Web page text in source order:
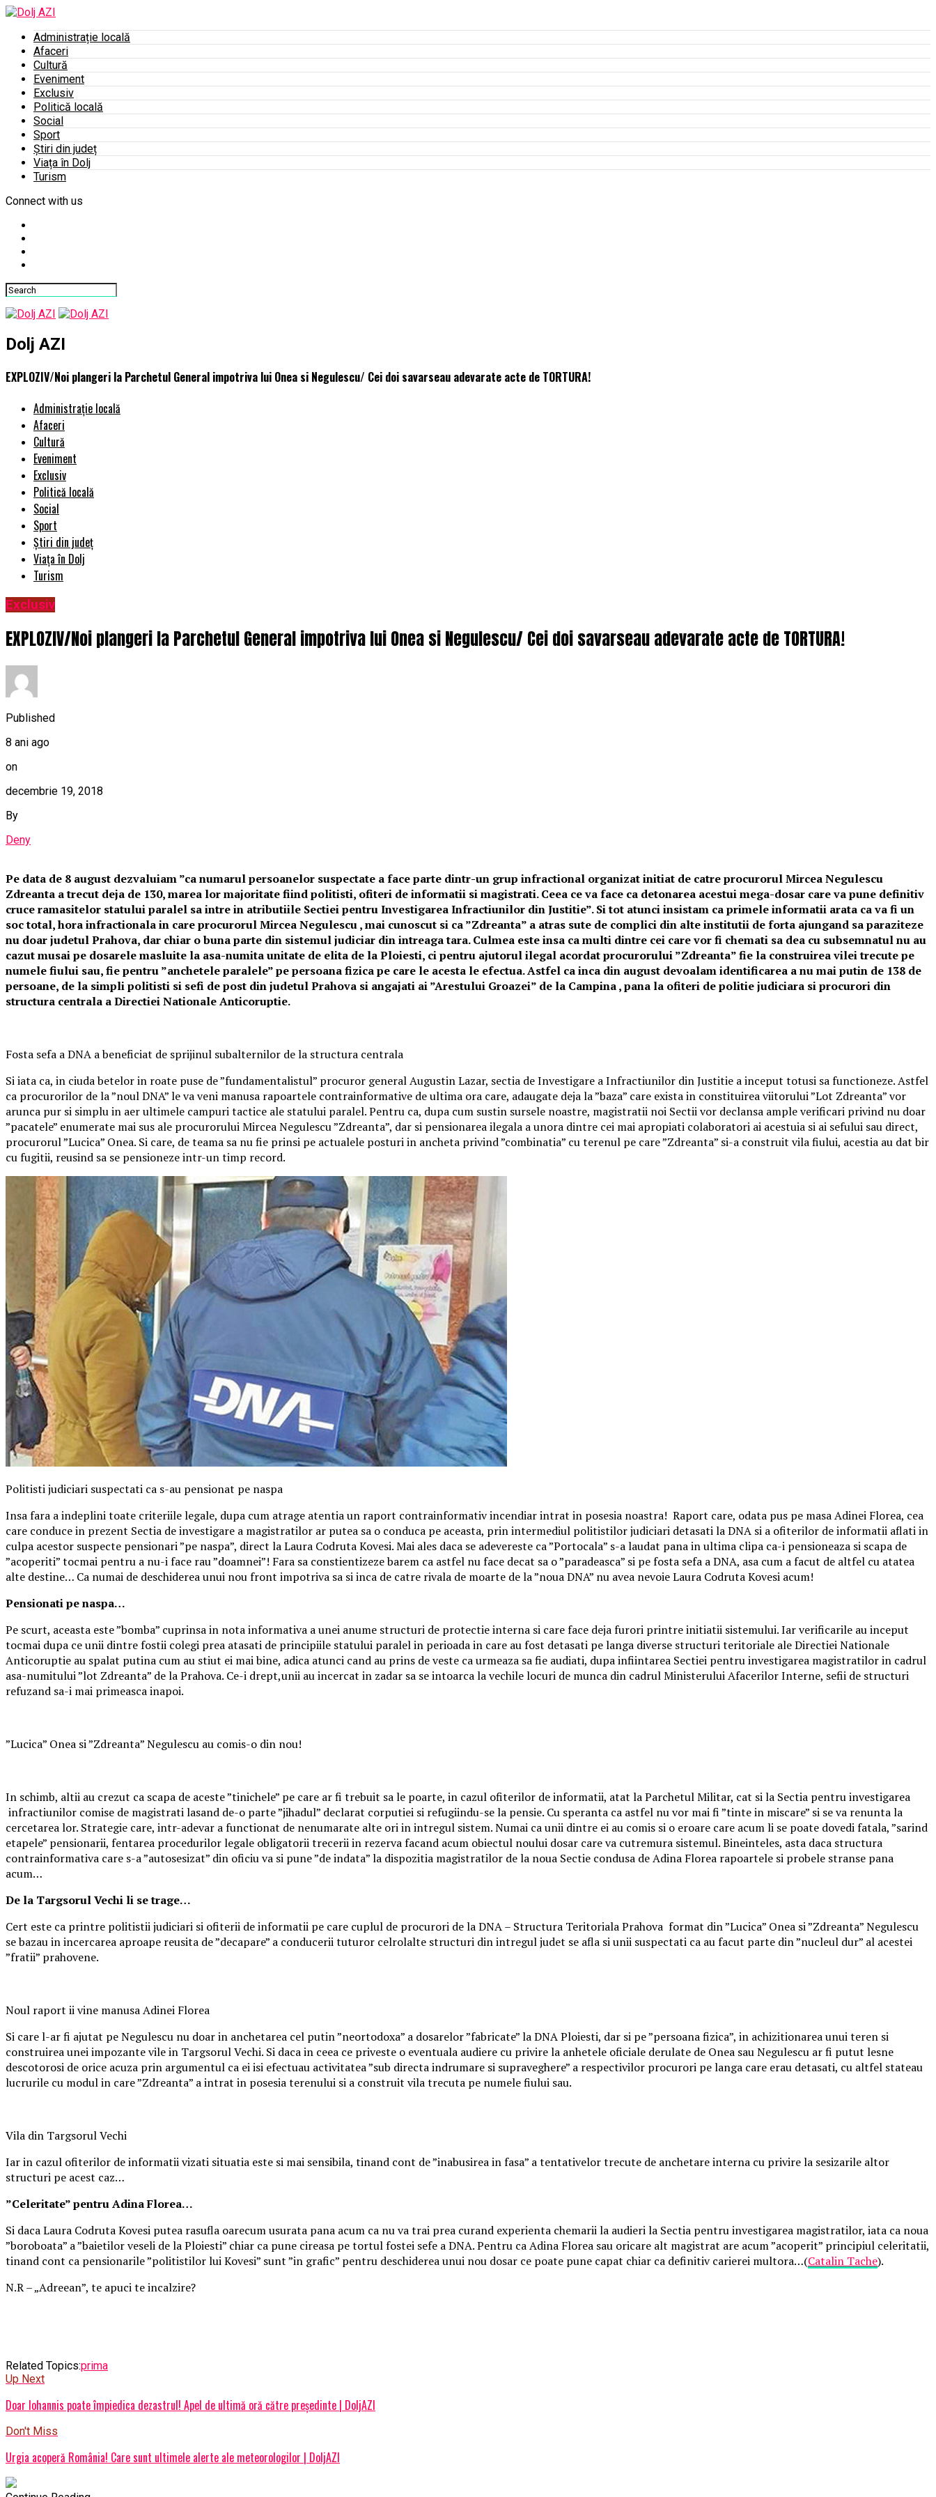
Administrație locală
Afaceri
Cultură
Eveniment
Exclusiv
Politică locală
Social
Sport
Știri din județ
Viața în Dolj
Turism
Connect with us
Dolj AZI
EXPLOZIV/Noi plangeri la Parchetul General impotriva lui Onea si Negulescu/ Cei doi savarseau adevarate acte de TORTURA!
Administrație locală
Afaceri
Cultură
Eveniment
Exclusiv
Politică locală
Social
Sport
Știri din județ
Viața în Dolj
Turism
Exclusiv
EXPLOZIV/Noi plangeri la Parchetul General impotriva lui Onea si Negulescu/ Cei doi savarseau adevarate acte de TORTURA!
Published
8 ani ago
on
decembrie 19, 2018
By
Deny
Pe data de 8 august dezvaluiam ”ca numarul persoanelor suspectate a face parte dintr-un grup infractional organizat initiat de catre procurorul Mircea Negulescu
Zdreanta a trecut deja de 130, marea lor majoritate fiind politisti, ofiteri de informatii si magistrati. Ceea ce va face ca detonarea acestui mega-dosar care va pune definitiv
cruce ramasitelor statului paralel sa intre in atributiile Sectiei pentru Investigarea Infractiunilor din Justitie”. Si tot atunci insistam ca primele informatii arata ca va fi un
soc total, hora infractionala in care procurorul Mircea Negulescu , mai cunoscut si ca ”Zdreanta” a atras sute de complici din alte institutii de forta ajungand sa paraziteze
nu doar judetul Prahova, dar chiar o buna parte din sistemul judiciar din intreaga tara. Culmea este insa ca multi dintre cei care vor fi chemati sa dea cu subsemnatul nu au
cazut musai pe dosarele masluite la asa-numita unitate de elita de la Ploiesti, ci pentru ajutorul ilegal acordat procurorului ”Zdreanta” fie la construirea vilei trecute pe
numele fiului sau, fie pentru ”anchetele paralele” pe persoana fizica pe care le acesta le efectua. Astfel ca inca din august devoalam identificarea a nu mai putin de 138 de
persoane, de la simpli politisti si sefi de post din judetul Prahova si angajati ai ”Arestului Groazei” de la Campina , pana la ofiteri de politie judiciara si procurori din
structura centrala a Directiei Nationale Anticoruptie.
Fosta sefa a DNA a beneficiat de sprijinul subalternilor de la structura centrala
Si iata ca, in ciuda betelor in roate puse de ”fundamentalistul” procuror general Augustin Lazar, sectia de Investigare a Infractiunilor din Justitie a inceput totusi sa functioneze. Astfel
ca procurorilor de la ”noul DNA” le va veni manusa rapoartele contrainformative de ultima ora care, adaugate deja la ”baza” care exista in constituirea viitorului ”Lot Zdreanta” vor
arunca pur si simplu in aer ultimele campuri tactice ale statului paralel. Pentru ca, dupa cum sustin sursele noastre, magistratii noi Sectii vor declansa ample verificari privind nu doar
”pacatele” enumerate mai sus ale procurorului Mircea Negulescu ”Zdreanta”, dar si pensionarea ilegala a unora dintre cei mai apropiati colaboratori ai acestuia si ai sefului sau direct,
procurorul ”Lucica” Onea. Si care, de teama sa nu fie prinsi pe actualele posturi in ancheta privind ”combinatia” cu terenul pe care ”Zdreanta” si-a construit vila fiului, acestia au dat bir
cu fugitii, reusind sa se pensioneze intr-un timp record.
Politisti judiciari suspectati ca s-au pensionat pe naspa
Insa fara a indeplini toate criteriile legale, dupa cum atrage atentia un raport contrainformativ incendiar intrat in posesia noastra! Raport care, odata pus pe masa Adinei Florea, cea
care conduce in prezent Sectia de investigare a magistratilor ar putea sa o conduca pe aceasta, prin intermediul politistilor judiciari detasati la DNA si a ofiterilor de informatii aflati in
culpa acestor suspecte pensionari ”pe naspa”, direct la Laura Codruta Kovesi. Mai ales daca se adevereste ca ”Portocala” s-a laudat pana in ultima clipa ca-i pensioneaza si scapa de
”acoperiti” tocmai pentru a nu-i face rau ”doamnei”! Fara sa constientizeze barem ca astfel nu face decat sa o ”paradeasca” si pe fosta sefa a DNA, asa cum a facut de altfel cu atatea
alte destine… Ca numai de deschiderea unui nou front impotriva sa si inca de catre rivala de moarte de la ”noua DNA” nu avea nevoie Laura Codruta Kovesi acum!
Pensionati pe naspa…
Pe scurt, aceasta este ”bomba” cuprinsa in nota informativa a unei anume structuri de protectie interna si care face deja furori printre initiatii sistemului. Iar verificarile au inceput
tocmai dupa ce unii dintre fostii colegi prea atasati de principiile statului paralel in perioada in care au fost detasati pe langa diverse structuri teritoriale ale Directiei Nationale
Anticoruptie au spalat putina cum au stiut ei mai bine, adica atunci cand au prins de veste ca urmeaza sa fie audiati, dupa infiintarea Sectiei pentru investigarea magistratilor in cadrul
asa-numitului ”lot Zdreanta” de la Prahova. Ce-i drept,unii au incercat in zadar sa se intoarca la vechile locuri de munca din cadrul Ministerului Afacerilor Interne, sefii de structuri
refuzand sa-i mai primeasca inapoi.
”Lucica” Onea si ”Zdreanta” Negulescu au comis-o din nou!
In schimb, altii au crezut ca scapa de aceste ”tinichele” pe care ar fi trebuit sa le poarte, in cazul ofiterilor de informatii, atat la Parchetul Militar, cat si la Sectia pentru investigarea
infractiunilor comise de magistrati lasand de-o parte ”jihadul” declarat corputiei si refugiindu-se la pensie. Cu speranta ca astfel nu vor mai fi ”tinte in miscare” si se va renunta la
cercetarea lor. Strategie care, intr-adevar a functionat de nenumarate alte ori in intregul sistem. Numai ca unii dintre ei au comis si o eroare care acum li se poate dovedi fatala, ”sarind
etapele” pensionarii, fentarea procedurilor legale obligatorii trecerii in rezerva facand acum obiectul noului dosar care va cutremura sistemul. Bineinteles, asta daca structura
contrainformativa care s-a ”autosesizat” din oficiu va si pune ”de indata” la dispozitia magistratilor de la noua Sectie condusa de Adina Florea rapoartele si probele stranse pana
acum…
De la Targsorul Vechi li se trage…
Cert este ca printre politistii judiciari si ofiterii de informatii pe care cuplul de procurori de la DNA – Structura Teritoriala Prahova format din ”Lucica” Onea si ”Zdreanta” Negulescu
se bazau in incercarea aproape reusita de ”decapare” a conducerii tuturor celrolalte structuri din intregul judet se afla si unii suspectati ca au facut parte din ”nucleul dur” al acestei
”fratii” prahovene.
Noul raport ii vine manusa Adinei Florea
Si care l-ar fi ajutat pe Negulescu nu doar in anchetarea cel putin ”neortodoxa” a dosarelor ”fabricate” la DNA Ploiesti, dar si pe ”persoana fizica”, in achizitionarea unui teren si
construirea unei impozante vile in Targsorul Vechi. Si daca in ceea ce priveste o eventuala audiere cu privire la anhetele oficiale derulate de Onea sau Negulescu ar fi putut lesne
descotorosi de orice acuza prin argumentul ca ei isi efectuau activitatea ”sub directa indrumare si supraveghere” a respectivilor procurori pe langa care erau detasati, cu altfel stateau
lucrurile cu modul in care ”Zdreanta” a intrat in posesia terenului si a construit vila trecuta pe numele fiului sau.
Vila din Targsorul Vechi
Iar in cazul ofiterilor de informatii vizati situatia este si mai sensibila, tinand cont de ”inabusirea in fasa” a tentativelor trecute de anchetare interna cu privire la sesizarile altor
structuri pe acest caz…
”Celeritate” pentru Adina Florea…
Si daca Laura Codruta Kovesi putea rasufla oarecum usurata pana acum ca nu va trai prea curand experienta chemarii la audieri la Sectia pentru investigarea magistratilor, iata ca noua
”boroboata” a ”baietilor veseli de la Ploiesti” chiar ca pune cireasa pe tortul fostei sefe a DNA. Pentru ca Adina Florea sau oricare alt magistrat are acum ”acoperit” principiul celeritatii,
tinand cont ca pensionarile ”politistilor lui Kovesi” sunt ”in grafic” pentru deschiderea unui nou dosar ce poate pune capat chiar ca definitiv carierei multora…(Catalin Tache).
N.R – „Adreean”, te apuci te incalzire?
Related Topics:prima
Up Next
Doar Iohannis poate împiedica dezastrul! Apel de ultimă oră către președinte | DoljAZI
Don't Miss
Urgia acoperă România! Care sunt ultimele alerte ale meteorologilor | DoljAZI